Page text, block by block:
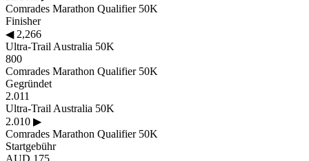
Comrades Marathon Qualifier 50K
Finisher
◀2,266
Ultra-Trail Australia 50K
800
Comrades Marathon Qualifier 50K
Gegründet
2.011
Ultra-Trail Australia 50K
2.010 ▶
Comrades Marathon Qualifier 50K
Startgebühr
AUD 175